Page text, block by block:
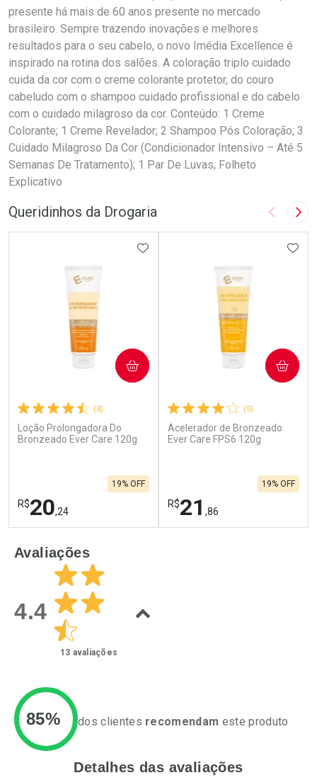
presente há mais de 60 anos presente no mercado
brasileiro. Sempre trazendo inovações e melhores
resultados para o seu cabelo, o novo Imédia Excellence é
inspirado na rotina dos salões. A coloração triplo cuidado
cuida da cor com o creme colorante protetor, do couro
cabeludo com o shampoo cuidado profissional e do cabelo
com o cuidado milagroso da cor. Conteúdo: 1 Creme
Colorante; 1 Creme Revelador; 2 Shampoo Pós Coloração; 3
Cuidado Milagroso Da Cor (Condicionador Intensivo – Até 5
Semanas De Tratamento); 1 Par De Luvas; Folheto
Explicativo
Queridinhos da Drogaria Imagem
(3)
Loção Prolongadora Do
Bronzeado Ever Care 120g
R$20,24
19% OFF
ADICIONAR AOS FAVORITOS
COMPRAR
Laboratório
Ativar Desconto
Por Menos
(5)
Acelerador de Bronzeado
Ever Care FPS6 120g
R$21 ,86
19% OFF
COMPRAR
Ativar Desconto
Avaliações
4.4
13 avaliações
85% dos clientes recomendam este produto
Detalhes das avaliações